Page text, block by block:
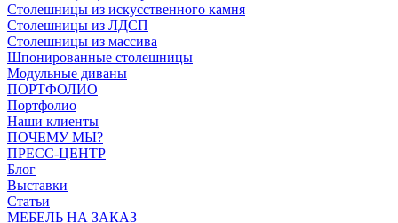
Столешницы из искусственного камня
Столешницы из ЛДСП
Столешницы из массива
Шпонированные столешницы
Модульные диваны
ПОРТФОЛИО
Портфолио
Наши клиенты
ПОЧЕМУ МЫ?
ПРЕСС-ЦЕНТР
Блог
Выставки
Статьи
МЕБЕЛЬ НА ЗАКАЗ